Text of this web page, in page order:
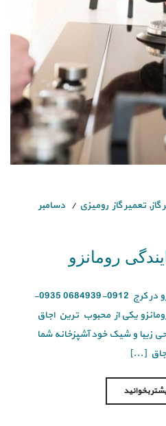
گاز, تعمیر گاز رومیزی
دسامبر
رومانزو
شماره تماس نمایندگی رومانزو در کرج 0912-0684939 0935-
026-33411690 رومانزو یکی از محبوب ترین اجاق
زیبا و شیک خود آشپزخانه شما
[...]
بخوانید